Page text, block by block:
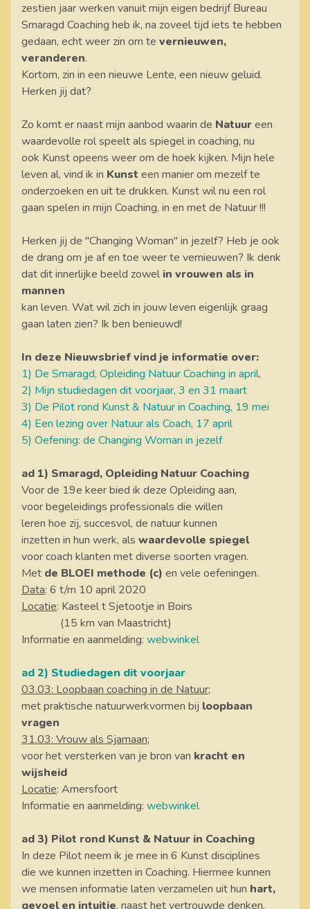
zestien jaar werken vanuit mijn eigen bedrijf Bureau
Smaragd Coaching heb ik, na zoveel tijd iets te hebben
gedaan, echt weer zin om te vernieuwen,
veranderen.
Kortom, zin in een nieuwe Lente, een nieuw geluid.
Herken jij dat?
Zo komt er naast mijn aanbod waarin de Natuureen
waardevolle rol speelt als spiegel in coaching, nu
ook Kunst opeens weer om de hoek kijken. Mijn hele
leven al, vind ik in Kunst een manier om mezelf te
onderzoeken en uit te drukken. Kunst wil nu een rol
gaan spelen in mijn Coaching, in en met de Natuur !!!
Herken jij de "Changing Woman" in jezelf? Heb je ook
de drang om je af en toe weer te vernieuwen? Ik denk
dat dit innerlijke beeld zowel in vrouwen als in
mannen
kan leven. Wat wil zich in jouw leven eigenlijk graag
gaan laten zien? Ik ben benieuwd!
In deze Nieuwsbrief vind je informatie over:
1) De Smaragd, Opleiding Natuur Coaching in april,
2) Mijn studiedagen dit voorjaar, 3 en 31 maart
3) De Pilot rond Kunst & Natuur in Coaching, 19 mei
4) Een lezing over Natuur als Coach, 17 april
5) Oefening: de Changing Woman in jezelf
ad 1) Smaragd, Opleiding Natuur Coaching
Voor de 19e keer bied ik deze Opleiding aan,
voor begeleidings professionals die willen
leren hoe zij, succesvol, de natuur kunnen
inzetten in hun werk, als waardevolle spiegel
voor coach klanten met diverse soorten vragen.
Met de BLOEI methode (c) en vele oefeningen.
Data: 6 t/m 10 april 2020
Locatie: Kasteel t Sjetootje in Boirs
(15 km van Maastricht)
Informatie en aanmelding: webwinkel
ad 2) Studiedagen dit voorjaar
03.03: Loopbaan coaching in de Natuur;
met praktische natuurwerkvormen bij loopbaan
vragen
31.03: Vrouw als Sjamaan;
voor het versterken van je bron van kracht en
wijsheid
Locatie: Amersfoort
Informatie en aanmelding: webwinkel
ad 3) Pilot rond Kunst & Natuur in Coaching
In deze Pilot neem ik je mee in 6 Kunst disciplines
die we kunnen inzetten in Coaching. Hiermee kunnen
we mensen informatie laten verzamelen uit hun hart,
gevoel en intuitie, naast het vertrouwde denken.